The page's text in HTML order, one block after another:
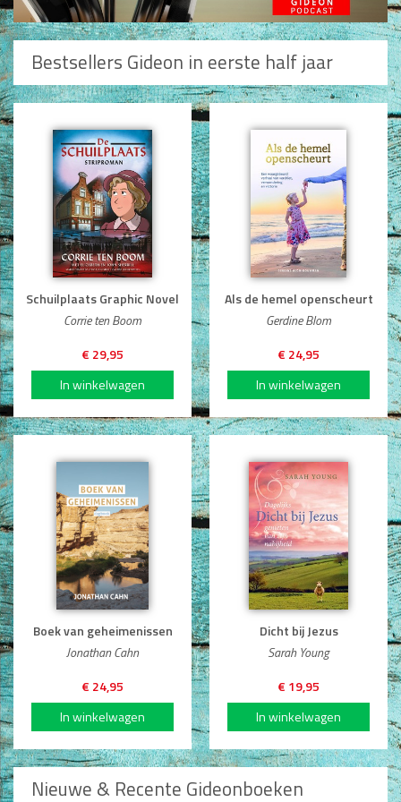
Man
Vrouw
Alle producten
Jongerenboeken
Kinderboeken
Kinderbijbels
Voorlezen
Zelf lezen
Doeboeken
Alle producten
Cadeauboeken
Gideonietjes
Dagboeken
Gebed
Bijbel en Wetenschap
Alphacursus
Vervolgde kerk
Evangelisatie en Zending
Kerk en Israël
Gemeenteleven en Leiderschap
Pastoraat
Romans en Verhalen
Bestsellers Gideon in eerste half jaar
Schuilplaats Graphic Novel
Corrie ten Boom
€ 29,95
Als de hemel openscheurt
Gerdine Blom
€ 24,95
Boek van geheimenissen
Jonathan Cahn
€ 24,95
Dicht bij Jezus
Sarah Young
€ 19,95
Nieuwe & Recente Gideonboeken